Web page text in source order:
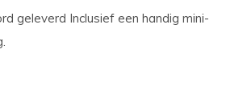
geleverd Inclusief een handig mini-